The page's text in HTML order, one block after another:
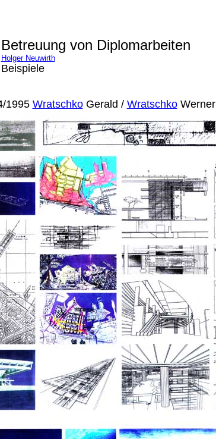
Betreuung von Diplomarbeiten
Holger Neuwirth
Beispiele
1995 WratschkoGerald / WratschkoWerner